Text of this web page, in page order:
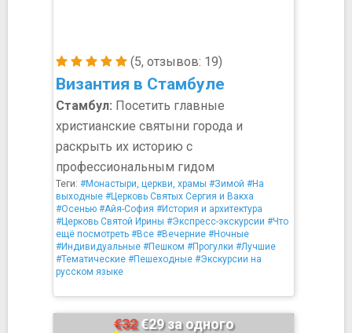
(5, отзывов: 19)
Византия в Стамбуле
Стамбул: Посетить главные
христианские святыни города и
раскрыть их историю с
профессиональным гидом
Теги: #Монастыри, церкви, храмы #Зимой #На
выходные #Церковь Святых Сергия и Вакха
#Осенью #Айя-София #История и архитектура
#Церковь Святой Ирины #Экспресс-экскурсии #Что
ещё посмотреть #Все #Вечерние #Ночные
#Индивидуальные #Пешком #Прогулки #Лучшие
#Тематические #Пешеходные #Экскурсии на
русском языке
€32€29 за одного